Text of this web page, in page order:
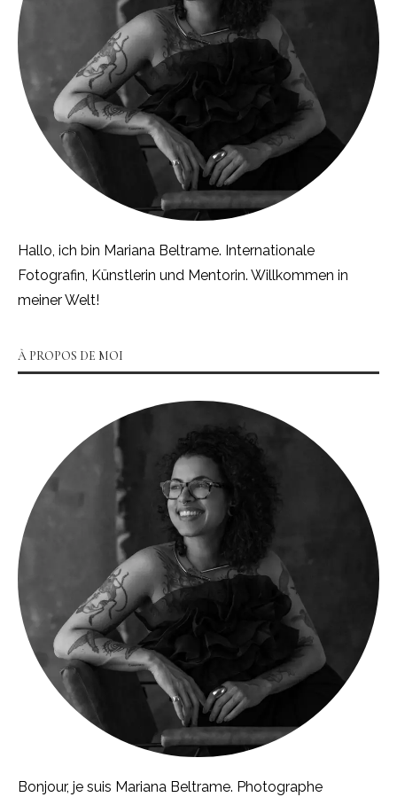
Hallo, ich bin Mariana Beltrame. Internationale
Fotografin, Künstlerin und Mentorin. Willkommen in
meiner Welt!
À PROPOS DE MOI
Bonjour, je suis Mariana Beltrame. Photographe